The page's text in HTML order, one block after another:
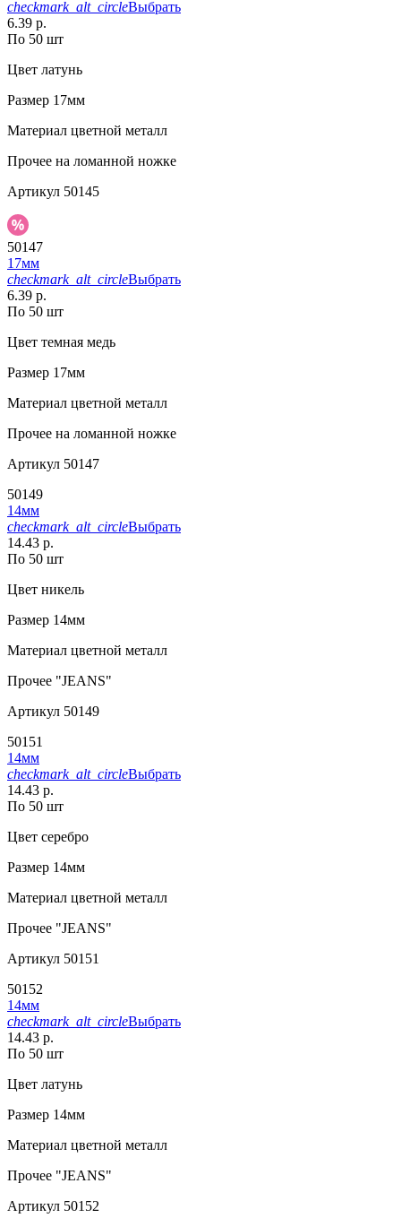
checkmark_alt_circleВыбрать
6.39 р.
По 50 шт
Цвет латунь
Размер 17мм
Материал цветной металл
Прочее на ломанной ножке
Артикул 50145
50147
17мм
checkmark_alt_circleВыбрать
6.39 р.
По 50 шт
Цвет темная медь
Размер 17мм
Материал цветной металл
Прочее на ломанной ножке
Артикул 50147
50149
14мм
checkmark_alt_circleВыбрать
14.43 р.
По 50 шт
Цвет никель
Размер 14мм
Материал цветной металл
Прочее "JEANS"
Артикул 50149
50151
14мм
checkmark_alt_circleВыбрать
14.43 р.
По 50 шт
Цвет серебро
Размер 14мм
Материал цветной металл
Прочее "JEANS"
Артикул 50151
50152
14мм
checkmark_alt_circleВыбрать
14.43 р.
По 50 шт
Цвет латунь
Размер 14мм
Материал цветной металл
Прочее "JEANS"
Артикул 50152